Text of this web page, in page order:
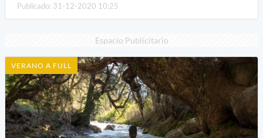
Publicado: 31-12-2020 10:25
Espacio Publicitario
VERANO A FULL